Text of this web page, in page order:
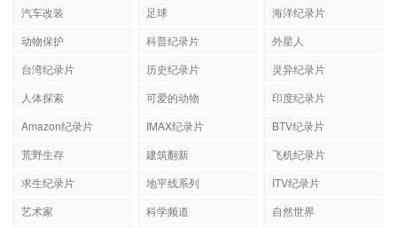
汽车改装
足球
海洋纪录片
动物保护
科普纪录片
外星人
台湾纪录片
历史纪录片
灵异纪录片
人体探索
可爱的动物
印度纪录片
Amazon纪录片
IMAX纪录片
BTV纪录片
荒野生存
建筑翻新
飞机纪录片
求生纪录片
地平线系列
ITV纪录片
艺术家
科学频道
自然世界